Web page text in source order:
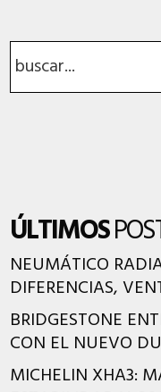
Buscar:
ÚLTIMOS
NEUMÁTICO
DIFERENCIAS,
BRIDGESTONE
CON EL NUEVO
MICHELIN XHA3: